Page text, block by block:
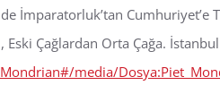
İmparatorluk’tan Cumhuriyet’e
Çağlardan Orta Çağa.
media/